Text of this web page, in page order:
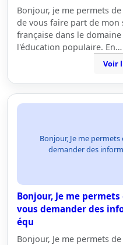
Bonjour, je me permets
de vous faire part de mon
française dans le
l'éducation populaire. En…
Voir
Bonjour, Je me
demander des
Bonjour, Je me
vous demander des
équ
Bonjour, Je me permets